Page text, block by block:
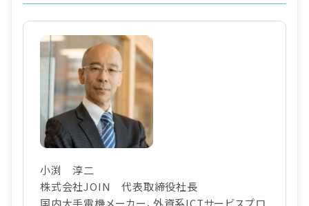
小渕 淳二
株式会社JOIN 代表取締役社長